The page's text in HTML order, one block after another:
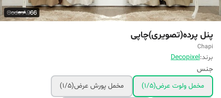
پنل پرده(تصویری)چاپی
Chapi
برند:Decopixel
جنس
مخمل ولوت عرض(۱/۵)
مخمل پورش عرض(۱/۵)